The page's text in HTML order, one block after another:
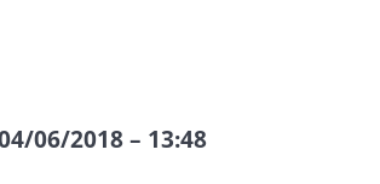
06/2018 – 13:48